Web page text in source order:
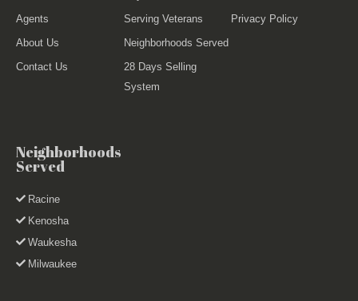
Agents
About Us
Contact Us
Serving Veterans
Neighborhoods Served
28 Days Selling
System
Privacy Policy
Neighborhoods
Served
Racine
Kenosha
Waukesha
Milwaukee